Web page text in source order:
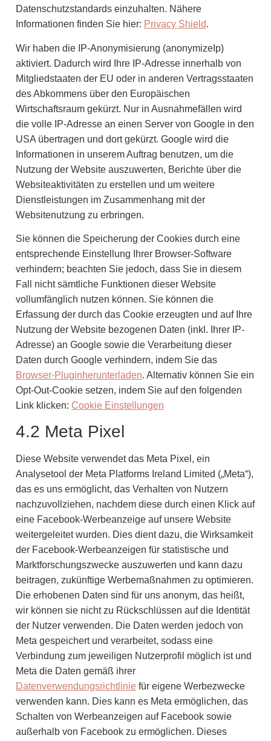
Datenschutzstandards einzuhalten. Nähere
Informationen finden Sie hier: Privacy Shield.
Wir haben die IP-Anonymisierung (anonymizeIp)
aktiviert. Dadurch wird Ihre IP-Adresse innerhalb von
Mitgliedstaaten der EU oder in anderen Vertragsstaaten
des Abkommens über den Europäischen
Wirtschaftsraum gekürzt. Nur in Ausnahmefällen wird
die volle IP-Adresse an einen Server von Google in den
USA übertragen und dort gekürzt. Google wird die
Informationen in unserem Auftrag benutzen, um die
Nutzung der Website auszuwerten, Berichte über die
Websiteaktivitäten zu erstellen und um weitere
Dienstleistungen im Zusammenhang mit der
Websitenutzung zu erbringen.
Sie können die Speicherung der Cookies durch eine
entsprechende Einstellung Ihrer Browser-Software
verhindern; beachten Sie jedoch, dass Sie in diesem
Fall nicht sämtliche Funktionen dieser Website
vollumfänglich nutzen können. Sie können die
Erfassung der durch das Cookie erzeugten und auf Ihre
Nutzung der Website bezogenen Daten (inkl. Ihrer IP-
Adresse) an Google sowie die Verarbeitung dieser
Daten durch Google verhindern, indem Sie das
Browser-Pluginherunterladen. Alternativ können Sie ein
Opt-Out-Cookie setzen, indem Sie auf den folgenden
Link klicken: Cookie Einstellungen
4.2 Meta Pixel
Diese Website verwendet das Meta Pixel, ein
Analysetool der Meta Platforms Ireland Limited („Meta“),
das es uns ermöglicht, das Verhalten von Nutzern
nachzuvollziehen, nachdem diese durch einen Klick auf
eine Facebook-Werbeanzeige auf unsere Website
weitergeleitet wurden. Dies dient dazu, die Wirksamkeit
der Facebook-Werbeanzeigen für statistische und
Marktforschungszwecke auszuwerten und kann dazu
beitragen, zukünftige Werbemaßnahmen zu optimieren.
Die erhobenen Daten sind für uns anonym, das heißt,
wir können sie nicht zu Rückschlüssen auf die Identität
der Nutzer verwenden. Die Daten werden jedoch von
Meta gespeichert und verarbeitet, sodass eine
Verbindung zum jeweiligen Nutzerprofil möglich ist und
Meta die Daten gemäß ihrer
Datenverwendungsrichtlinie für eigene Werbezwecke
verwenden kann. Dies kann es Meta ermöglichen, das
Schalten von Werbeanzeigen auf Facebook sowie
außerhalb von Facebook zu ermöglichen. Dieses